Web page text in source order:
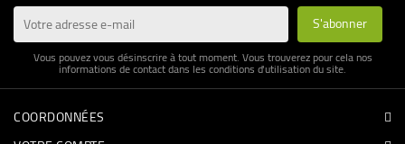
Vous pouvez vous désinscrire à tout moment. Vous trouverez pour cela nos
informations de contact dans les conditions d'utilisation du site.
COORDONNÉES